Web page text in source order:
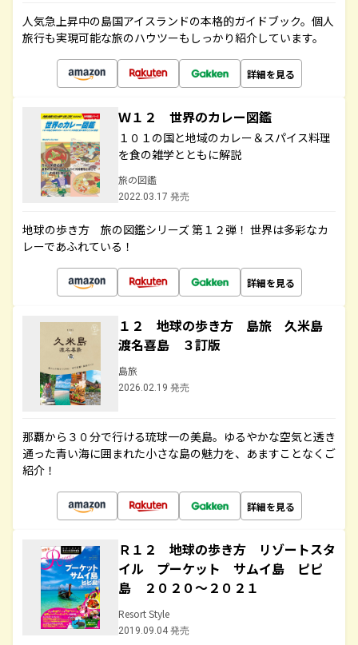
人気急上昇中の島国アイスランドの本格的ガイドブック。個人
旅行も実現可能な旅のハウツーもしっかり紹介しています。
詳細を見る
Ｗ１２ 世界のカレー図鑑
１０１の国と地域のカレー＆スパイス料理
を食の雑学とともに解説
旅の図鑑
2022.03.17 発売
地球の歩き方 旅の図鑑シリーズ 第１２弾！ 世界は多彩なカ
レーであふれている！
詳細を見る
１２ 地球の歩き方 島旅 久米島
渡名喜島 ３訂版
島旅
2026.02.19 発売
那覇から３０分で行ける琉球一の美島。ゆるやかな空気と透き
通った青い海に囲まれた小さな島の魅力を、あますことなくご
紹介！
詳細を見る
Ｒ１２ 地球の歩き方 リゾートスタ
イル プーケット サムイ島 ピピ
島 ２０２０～２０２１
Resort Style
2019.09.04 発売